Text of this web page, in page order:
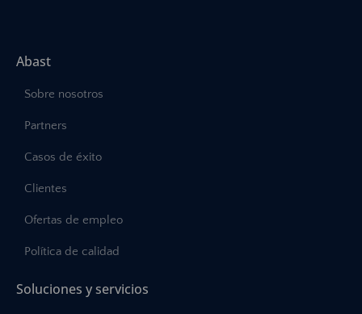
Abast
Sobre nosotros
Partners
Casos de éxito
Clientes
Ofertas de empleo
Política de calidad
Soluciones y servicios